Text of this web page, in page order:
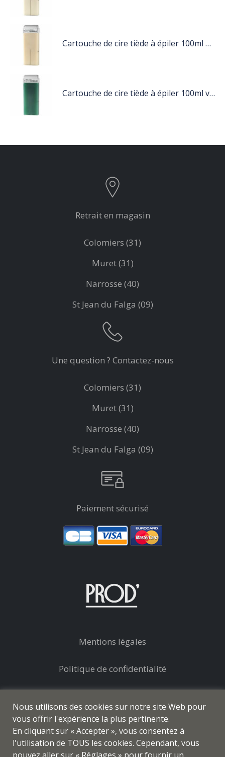
Cartouche de cire tiède à épiler 100ml nacré
Cartouche de cire tiède à épiler 100ml vert
Retrait en magasin
Colomiers (31)
Muret (31)
Narrosse (40)
St Jean du Falga (09)
Une question ? Contactez-nous
Colomiers (31)
Muret (31)
Narrosse (40)
St Jean du Falga (09)
Paiement sécurisé
Mentions légales
Politique de confidentialité
Nous utilisons des cookies sur notre site Web pour
vous offrir l'expérience la plus pertinente.
En cliquant sur « Accepter », vous consentez à
l'utilisation de TOUS les cookies. Cependant, vous